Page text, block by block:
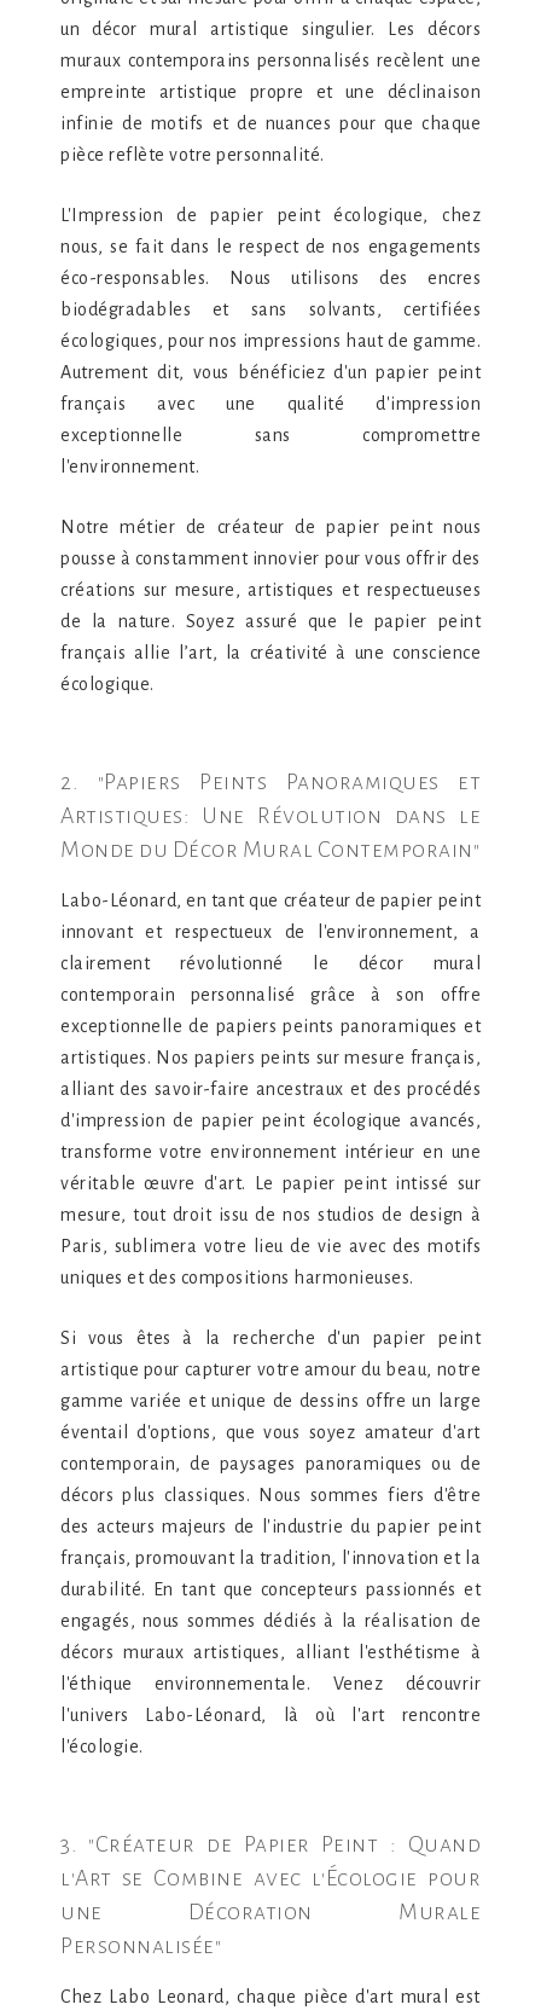
un décor mural artistique singulier. Les décors
muraux contemporains personnalisés recèlent une
empreinte artistique propre et une déclinaison
infinie de motifs et de nuances pour que chaque
pièce reflète votre personnalité.
L'Impression de papier peint écologique, chez
nous, se fait dans le respect de nos engagements
éco-responsables. Nous utilisons des encres
biodégradables et sans solvants, certifiées
écologiques, pour nos impressions haut de gamme.
Autrement dit, vous bénéficiez d'un papier peint
français avec une qualité d'impression
exceptionnelle sans compromettre
l'environnement.
Notre métier de créateur de papier peint nous
pousse à constamment innovier pour vous offrir des
créations sur mesure, artistiques et respectueuses
de la nature. Soyez assuré que le papier peint
français allie l’art, la créativité à une conscience
écologique.
2. "Papiers Peints Panoramiques et
Artistiques: Une Révolution dans le
Monde du Décor Mural Contemporain"
Labo-Léonard, en tant que créateur de papier peint
innovant et respectueux de l'environnement, a
clairement révolutionné le décor mural
contemporain personnalisé grâce à son offre
exceptionnelle de papiers peints panoramiques et
artistiques. Nos papiers peints sur mesure français,
alliant des savoir-faire ancestraux et des procédés
d'impression de papier peint écologique avancés,
transforme votre environnement intérieur en une
véritable œuvre d'art. Le papier peint intissé sur
mesure, tout droit issu de nos studios de design à
Paris, sublimera votre lieu de vie avec des motifs
uniques et des compositions harmonieuses.
Si vous êtes à la recherche d'un papier peint
artistique pour capturer votre amour du beau, notre
gamme variée et unique de dessins offre un large
éventail d'options, que vous soyez amateur d'art
contemporain, de paysages panoramiques ou de
décors plus classiques. Nous sommes fiers d'être
des acteurs majeurs de l'industrie du papier peint
français, promouvant la tradition, l'innovation et la
durabilité. En tant que concepteurs passionnés et
engagés, nous sommes dédiés à la réalisation de
décors muraux artistiques, alliant l'esthétisme à
l'éthique environnementale. Venez découvrir
l'univers Labo-Léonard, là où l'art rencontre
l'écologie.
3. "Créateur de Papier Peint : Quand
l'Art se Combine avec l'Écologie pour
une Décoration Murale
Personnalisée"
Chez Labo Leonard, chaque pièce d'art mural est